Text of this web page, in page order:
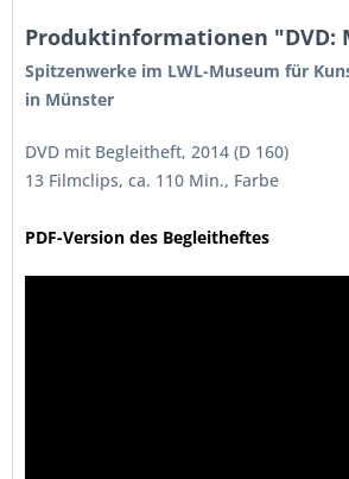
Produktinformationen "DVD:
Spitzenwerke im LWL-Museum für
in Münster
DVD mit Begleitheft, 2014 (D 160)
13 Filmclips, ca. 110 Min., Farbe
PDF-Version des Begleitheftes